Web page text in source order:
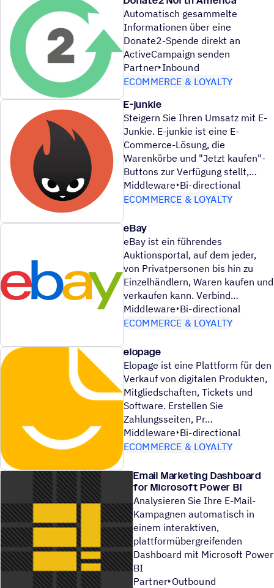
Automatisch gesammelte
Informationen über eine
Donate2-Spende direkt an
ActiveCampaign senden
Partner Inbound
ECOMMERCE & LOYALTY
E-junkie
Steigern Sie Ihren Umsatz mit E-
Junkie. E-junkie ist eine E-
Commerce-Lösung, die
Warenkörbe und "Jetzt kaufen"-
Buttons zur Verfügung stellt,
Middleware Bi-directional
ECOMMERCE & LOYALTY
eBay
eBay ist ein führendes
Auktionsportal, auf dem jeder,
von Privatpersonen bis hin zu
Einzelhändlern, Waren kaufen und
verkaufen kann. Verbind
Middleware Bi-directional
ECOMMERCE & LOYALTY
elopage
Elopage ist eine Plattform für den
Verkauf von digitalen Produkten,
Mitgliedschaften, Tickets und
Software. Erstellen Sie
Zahlungsseiten, Pr
Middleware Bi-directional
ECOMMERCE & LOYALTY
Email Marketing Dashboard
for Microsoft Power BI
Analysieren Sie Ihre E-Mail-
Kampagnen automatisch in
einem interaktiven,
plattformübergreifenden
Dashboard mit Microsoft Power
BI
Partner Outbound